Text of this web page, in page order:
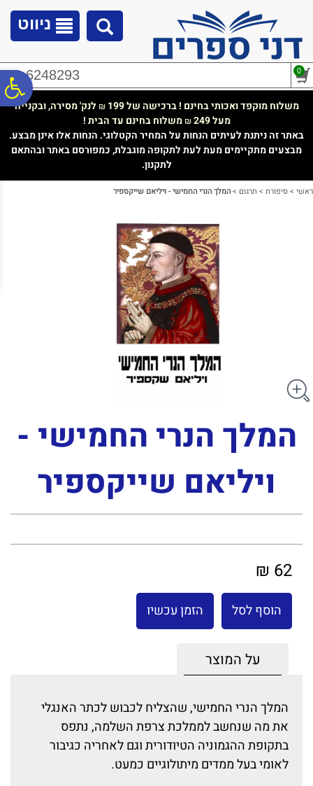
נגישות
ניווט
02-6248293 0
משלוח מוקפד ואכותי בחינם ! ברכישה של 199 ₪ לנק' מסירה, ובקנייה
מעל 249
₪משלוח בחינם עד הבית !
באתר זה ניתנת לעיתים הנחות על המחיר הקטלוגי. הנחות אלו אינן מבצע.
מבצעים מתקיימים מעת לעת לתקופה מוגבלת, כמפורסם באתר ובהתאם
לתקנון.
ראשי >סיפורת > תרגום >המלך הנרי החמישי - ויליאם שייקספיר
המלך הנרי החמישי -
ויליאם שייקספיר
62 ₪
הוסף לסל הזמן עכשיו
על המוצר
המלך הנרי החמישי, שהצליח לכבוש לכתר האנגלי
את מה שנחשב לממלכת צרפת השלמה, נתפס
בתקופת ההגמוניה הטיודורית וגם לאחריה כגיבור
לאומי בעל ממדים מיתולוגיים כמעט.